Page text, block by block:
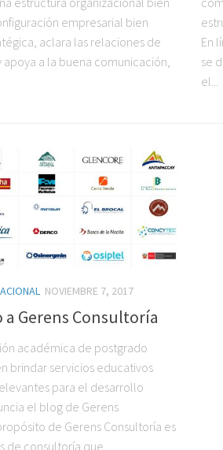
empresarial bien
aclara las relaciones de
apoya a la buena comunicación,
En
se
el...
NOVIEMBRE 7, 2017
a Gerens Consultoría
académica de postgrado
brindar servicios educativos
para el desarrollo
el blog de Gerens
de Gerens Consultoría es
consultoría que...